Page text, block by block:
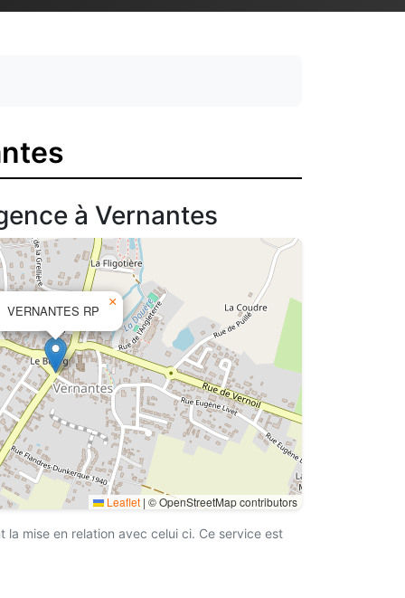
à Vernantes
VERNANTES RP
×
Leaflet | © OpenStreetMap contributors
mise en relation avec celui ci. Ce service est